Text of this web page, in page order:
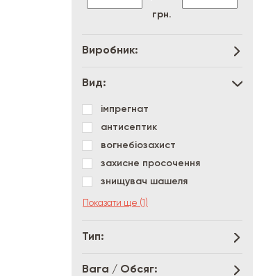
грн.
Виробник:
Вид:
імпрегнат
антисептик
вогнебіозахист
захисне просочення
знищувач шашеля
олифа
Показати ще (1)
Тип:
Вага / Обсяг: